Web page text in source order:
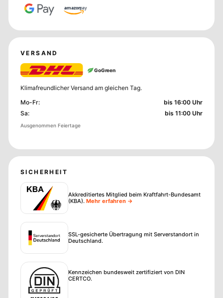
amazonpay
VERSAND
GoGreen
Klimafreundlicher Versand am gleichen Tag.
Mo-Fr:
bis 16:00 Uhr
Sa: bis 11:00 Uhr
Ausgenommen Feiertage
SICHERHEIT
Akkreditiertes Mitglied beim Kraftfahrt-Bundesamt
(KBA). Mehr erfahren →
SSL-gesicherte Übertragung mit Serverstandort in
Deutschland.
Kennzeichen bundesweit zertifiziert von DIN
CERTCO.